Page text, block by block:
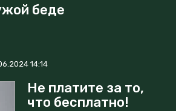
беде
14:14
Не платите за то,
что бесплатно!